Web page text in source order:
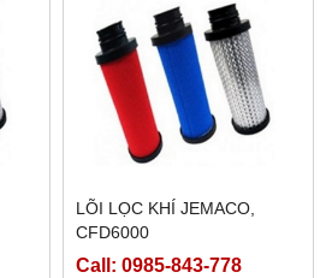
LÕI LỌC KHÍ JEMACO,
CFD6000
Call: 0985-843-778